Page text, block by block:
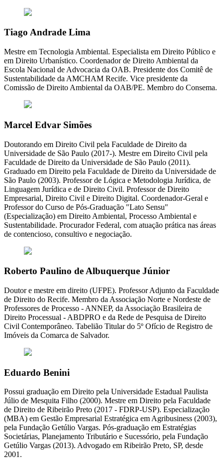
Tiago Andrade Lima
Mestre em Tecnologia Ambiental. Especialista em Direito Público e
em Direito Urbanístico. Coordenador de Direito Ambiental da
Escola Nacional de Advocacia da OAB. Presidente dos Comitê de
Sustentabilidade da AMCHAM Recife. Vice presidente da
Comissão de Direito Ambiental da OAB/PE. Membro do Consema.
Marcel Edvar Simões
Doutorando em Direito Civil pela Faculdade de Direito da
Universidade de São Paulo (2017-). Mestre em Direito Civil pela
Faculdade de Direito da Universidade de São Paulo (2011).
Graduado em Direito pela Faculdade de Direito da Universidade de
São Paulo (2003). Professor de Lógica e Metodologia Jurídica, de
Linguagem Jurídica e de Direito Civil. Professor de Direito
Empresarial, Direito Civil e Direito Digital. Coordenador-Geral e
Professor do Curso de Pós-Graduação "Lato Sensu"
(Especialização) em Direito Ambiental, Processo Ambiental e
Sustentabilidade. Procurador Federal, com atuação prática nas áreas
de contencioso, consultivo e negociação.
Roberto Paulino de Albuquerque Júnior
Doutor e mestre em direito (UFPE). Professor Adjunto da Faculdade
de Direito do Recife. Membro da Associação Norte e Nordeste de
Professores de Processo - ANNEP, da Associação Brasileira de
Direito Processual - ABDPRO e da Rede de Pesquisa de Direito
Civil Contemporâneo. Tabelião Titular do 5º Ofício de Registro de
Imóveis da Comarca de Salvador.
Eduardo Benini
Possui graduação em Direito pela Universidade Estadual Paulista
Júlio de Mesquita Filho (2000). Mestre em Direito pela Faculdade
de Direito de Ribeirão Preto (2017 - FDRP-USP). Especialização
(MBA) em Gestão Empresarial Estratégica em Agribusiness (2003),
pela Fundação Getúlio Vargas. Pós-graduação em Estratégias
Societárias, Planejamento Tributário e Sucessório, pela Fundação
Getúlio Vargas (2013). Advogado em Ribeirão Preto, SP, desde
2001.